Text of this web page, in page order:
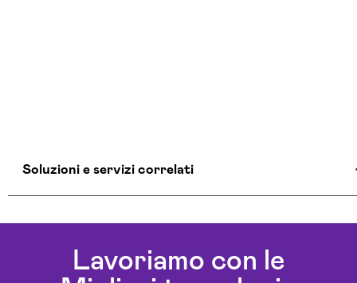
Soluzioni e servizi correlati
Consulente Informatico La-spezia
Informatica La-spezia
Lavoriamo con le